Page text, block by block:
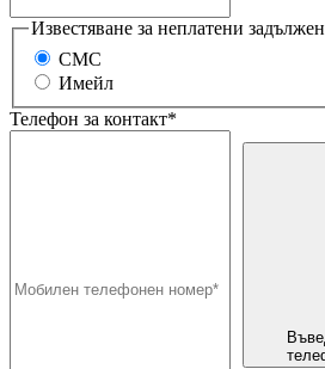
Известяване за неплатени
СМС
Имейл
Телефон за контакт*